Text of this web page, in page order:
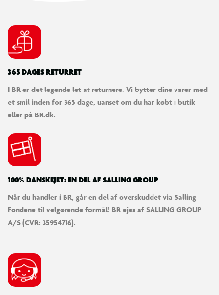
365 DAGES RETURRET
I BR er det legende let at returnere. Vi bytter dine varer med
et smil inden for 365 dage, uanset om du har købt i butik
eller på BR.dk.
100% DANSKEJET: EN DEL AF SALLING GROUP
Når du handler i BR, går en del af overskuddet via Salling
Fondene til velgørende formål! BR ejes af SALLING GROUP
A/S (CVR: 35954716).